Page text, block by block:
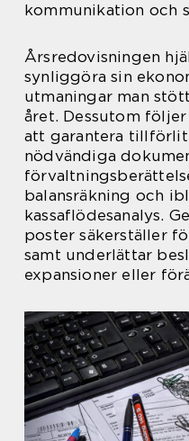
kommunikation och
Årsredovisningen
synliggöra sin
utmaningar man
året. Dessutom
att garantera
nödvändiga
balansräkning och
kassaflödesanalys.
poster säkerställer
samt underlättar
expansioner eller